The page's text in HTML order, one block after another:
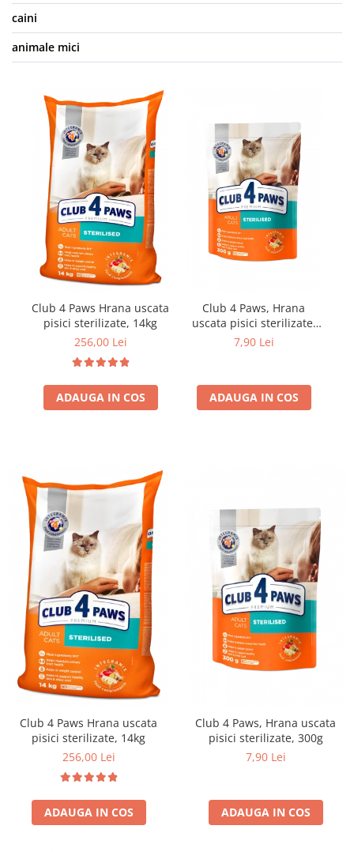
caini
animale mici
Club 4 Paws Hrana uscata
pisici sterilizate, 14kg
256,00 Lei
ADAUGA IN COS
Club 4 Paws, Hrana
uscata pisici sterilizate,
300g
7,90 Lei
ADAUGA IN COS
Club 4 Paws Hrana uscata
pisici sterilizate, 14kg
256,00 Lei
ADAUGA IN COS
Club 4 Paws, Hrana uscata
pisici sterilizate, 300g
7,90 Lei
ADAUGA IN COS